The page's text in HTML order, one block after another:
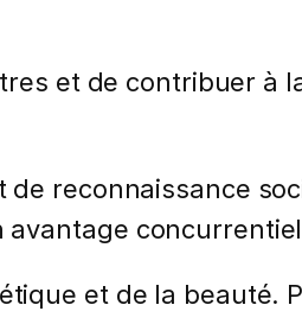
et de contribuer à
reconnaissance
et de la beauté.